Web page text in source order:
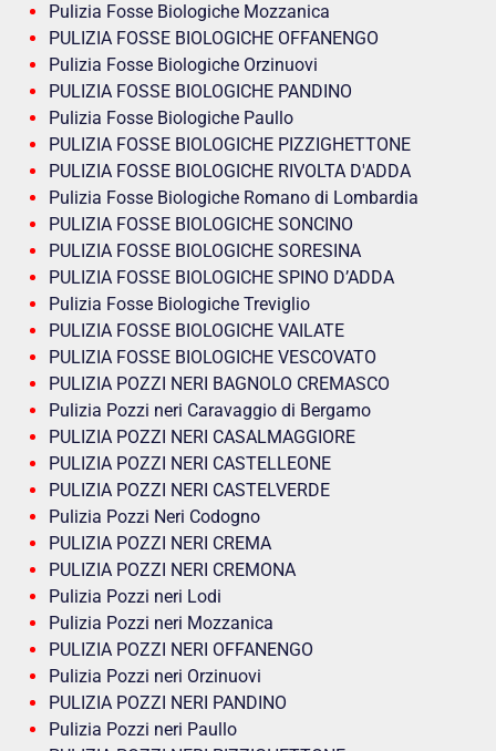
Pulizia Fosse Biologiche Mozzanica
PULIZIA FOSSE BIOLOGICHE OFFANENGO
Pulizia Fosse Biologiche Orzinuovi
PULIZIA FOSSE BIOLOGICHE PANDINO
Pulizia Fosse Biologiche Paullo
PULIZIA FOSSE BIOLOGICHE PIZZIGHETTONE
PULIZIA FOSSE BIOLOGICHE RIVOLTA D'ADDA
Pulizia Fosse Biologiche Romano di Lombardia
PULIZIA FOSSE BIOLOGICHE SONCINO
PULIZIA FOSSE BIOLOGICHE SORESINA
PULIZIA FOSSE BIOLOGICHE SPINO D’ADDA
Pulizia Fosse Biologiche Treviglio
PULIZIA FOSSE BIOLOGICHE VAILATE
PULIZIA FOSSE BIOLOGICHE VESCOVATO
PULIZIA POZZI NERI BAGNOLO CREMASCO
Pulizia Pozzi neri Caravaggio di Bergamo
PULIZIA POZZI NERI CASALMAGGIORE
PULIZIA POZZI NERI CASTELLEONE
PULIZIA POZZI NERI CASTELVERDE
Pulizia Pozzi Neri Codogno
PULIZIA POZZI NERI CREMA
PULIZIA POZZI NERI CREMONA
Pulizia Pozzi neri Lodi
Pulizia Pozzi neri Mozzanica
PULIZIA POZZI NERI OFFANENGO
Pulizia Pozzi neri Orzinuovi
PULIZIA POZZI NERI PANDINO
Pulizia Pozzi neri Paullo